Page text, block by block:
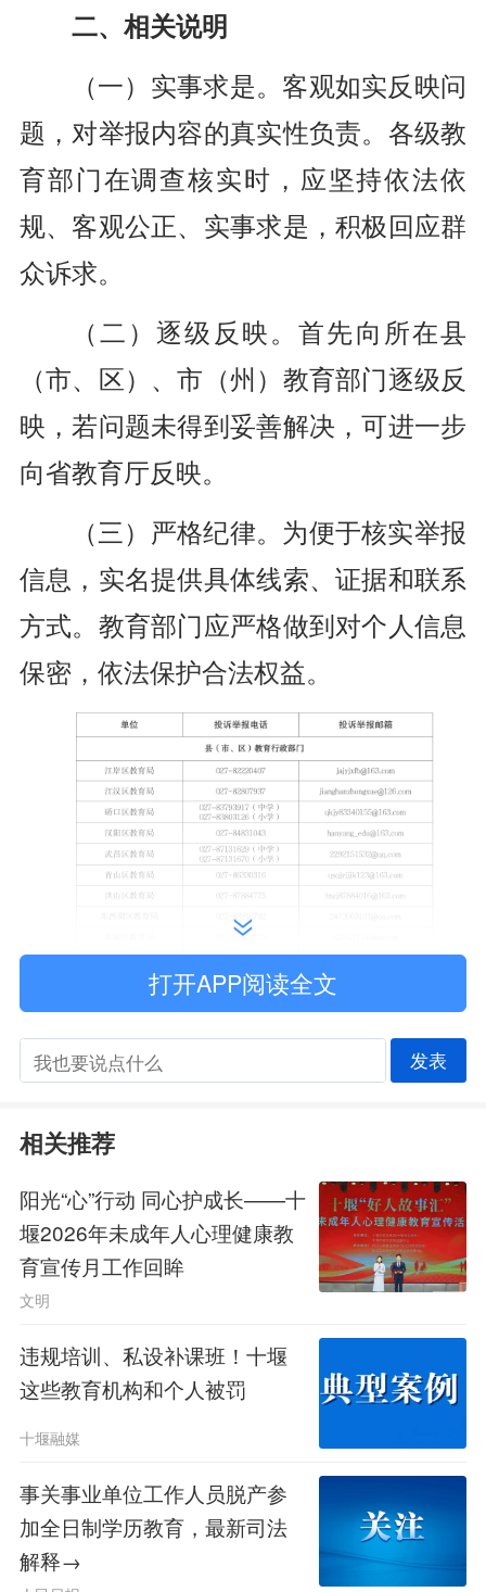
二、相关说明
（一）实事求是。客观如实反映问
题，对举报内容的真实性负责。各级教
育部门在调查核实时，应坚持依法依
规、客观公正、实事求是，积极回应群
众诉求。
（二）逐级反映。首先向所在县
（市、区）、市（州）教育部门逐级反
映，若问题未得到妥善解决，可进一步
向省教育厅反映。
（三）严格纪律。为便于核实举报
信息，实名提供具体线索、证据和联系
方式。教育部门应严格做到对个人信息
保密，依法保护合法权益。
打开APP阅读全文
发表
相关推荐
阳光“心”行动 同心护成长——十
堰2026年未成年人心理健康教
育宣传月工作回眸
文明
违规培训、私设补课班！十堰
这些教育机构和个人被罚
十堰融媒
事关事业单位工作人员脱产参
加全日制学历教育，最新司法
解释→